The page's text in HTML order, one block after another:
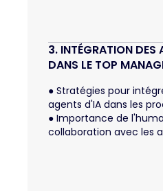
3. INTÉGRATION DES
DANS LE TOP
● Stratégies pour
agents d'IA dans les
● Importance de
collaboration avec les